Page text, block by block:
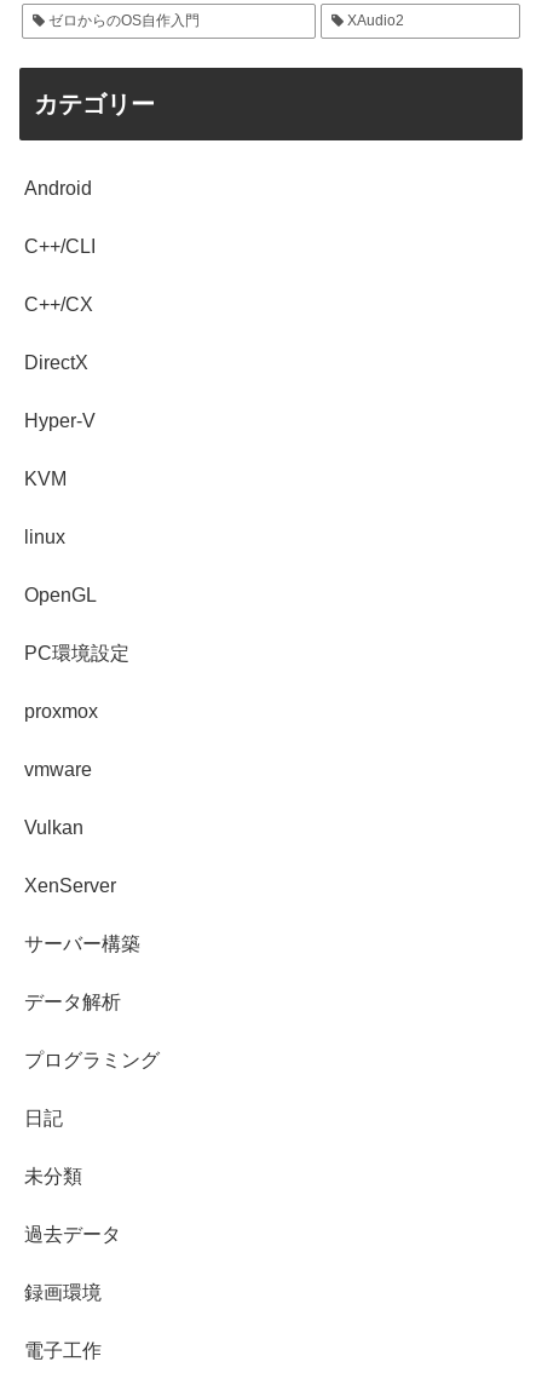
ゼロからのOS自作入門 XAudio2
カテゴリー
Android
C++/CLI
C++/CX
DirectX
Hyper-V
KVM
linux
OpenGL
PC環境設定
proxmox
vmware
Vulkan
XenServer
サーバー構築
データ解析
プログラミング
日記
未分類
過去データ
録画環境
電子工作